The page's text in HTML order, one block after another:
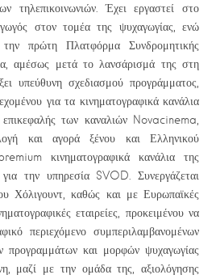
τηλεπικοινωνιών. Έχει εργαστεί στο
στον τομέα της ψυχαγωγίας, ενώ
πρώτη Πλατφόρμα Συνδρομητικής
αμέσως μετά το λανσάρισμά της στη
υπεύθυνη σχεδιασμού προγράμματος,
για τα κινηματογραφικά κανάλια
των καναλιών Novacinema,
και αγορά ξένου και Ελληνικού
κινηματογραφικά κανάλια της
την υπηρεσία SVOD. Συνεργάζεται
Χόλιγουντ, καθώς και με Ευρωπαϊκές
εταιρείες, προκειμένου να
περιεχόμενο συμπεριλαμβανομένων
προγραμμάτων και μορφών ψυχαγωγίας
μαζί με την ομάδα της, αξιολόγησης